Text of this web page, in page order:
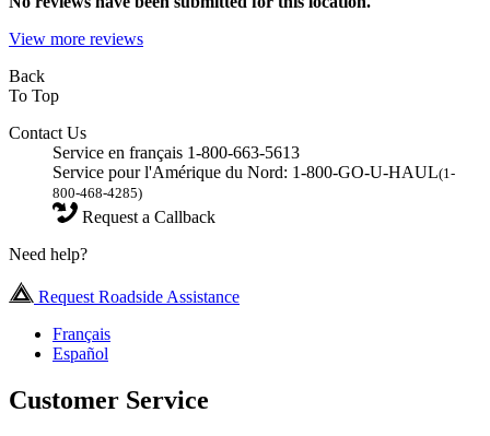
View more reviews
Back
To Top
Contact Us
Service en français 1-800-663-5613
Service pour l'Amérique du Nord: 1-800-GO-U-HAUL(1-
800-468-4285)
Request a Callback
Need help?
Request Roadside Assistance
Français
Español
Customer Service